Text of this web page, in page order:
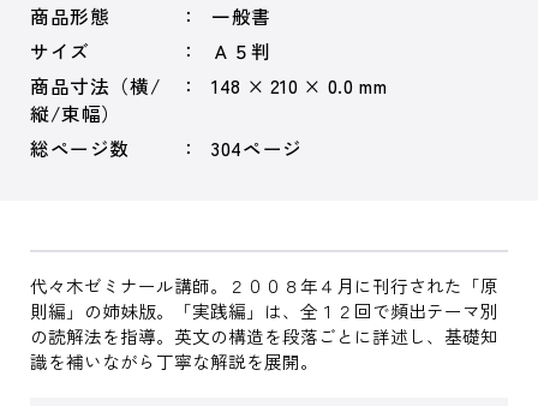
商品形態
一般書
サイズ
Ａ５判
商品寸法（横/
縦/束幅）
148 × 210 × 0.0 mm
総ページ数 304ページ
代々木ゼミナール講師。２００８年４月に刊行された「原
則編」の姉妹版。「実践編」は、全１２回で頻出テーマ別
の読解法を指導。英文の構造を段落ごとに詳述し、基礎知
識を補いながら丁寧な解説を展開。